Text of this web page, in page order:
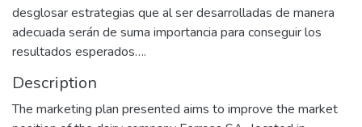
desglosar estrategias que al ser desarrolladas de manera
adecuada serán de suma importancia para conseguir los
resultados esperados….
Description
The marketing plan presented aims to improve the market